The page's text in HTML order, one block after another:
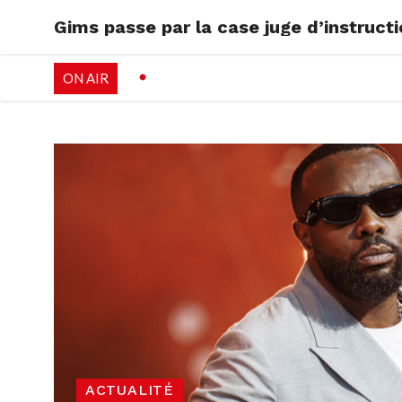
RADIO
Gims passe par la case juge
ON AIR
ACTUALITÉ